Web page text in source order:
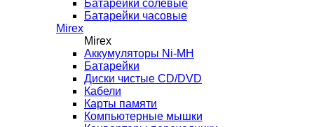
Батарейки солевые
Батарейки часовые
Mirex
Mirex
Аккумуляторы Ni-MH
Батарейки
Диски чистые CD/DVD
Кабели
Карты памяти
Компьютерные мышки